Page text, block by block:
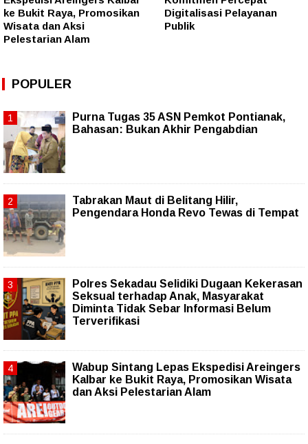
ke Bukit Raya, Promosikan
Wisata dan Aksi
Pelestarian Alam
Digitalisasi Pelayanan
Publik
POPULER
Purna Tugas 35 ASN Pemkot Pontianak,
Bahasan: Bukan Akhir Pengabdian
Tabrakan Maut di Belitang Hilir,
Pengendara Honda Revo Tewas di Tempat
Polres Sekadau Selidiki Dugaan Kekerasan
Seksual terhadap Anak, Masyarakat
Diminta Tidak Sebar Informasi Belum
Terverifikasi
Wabup Sintang Lepas Ekspedisi Areingers
Kalbar ke Bukit Raya, Promosikan Wisata
dan Aksi Pelestarian Alam